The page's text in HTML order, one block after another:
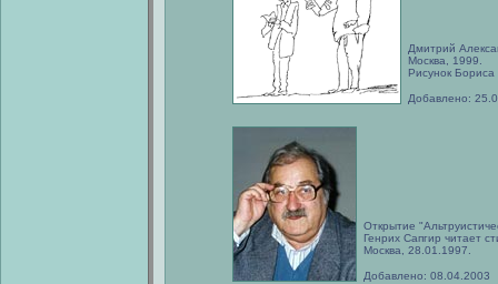
Дмитрий
Москва, 1999.
Рисунок
Добавлено:
Открытие
Генрих Сапгир читает
Москва, 28.01.1997.
Добавлено: 08.04.2003